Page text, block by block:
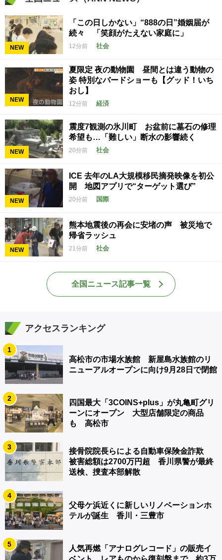
NEW
「この日しかない」“888の日”婚姻届が
続々 「笑顔がたえない家庭に」
12分前 社会
NEW
夏限定 夜の動物園 昼間とは違う動物の
姿 特別なバードショーも【グッド！いち
おし】
12分前 経済
NEW
震度7観測の氷川町 お盆前に墓石の修理
希望も…「難しい」断水の影響続く
20分前 社会
NEW
ICE 去年のLA大規模移民摘発映像を初公
開 地図アプリで“ターゲット選び”
20分前 国際
NEW
熊本地震後の再会に安堵の声 被災地で
帰省ラッシュ
21分前 社会
全国ニュース記事一覧
アクセスランキング
1
高松市の市場水族館 新屋島水族館のリ
ニューアルオープンに向け9月28日で閉館
2
四国最大「3COINS+plus」が丸亀町グリ
ーンにオープン 大型店舗限定の商品
も 高松市
3
接骨院院長らによる自動車保険金詐欺
被害総額は2700万円超 香川県警が最終
送検、捜査本部解散
4
父母ケ浜近くに新しいリノベーションホ
テルが誕生 香川・三豊市
5
人気再燃「アナログレコード」の販売イ